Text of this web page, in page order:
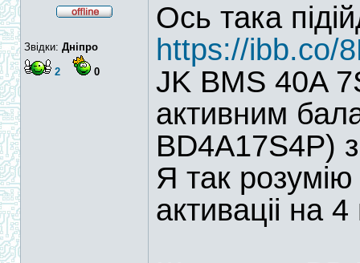
Звідки: Дніпро
2 0
Ось така
https://ibb.co/
JK BMS 40A
активним
BD4A17S4P)
Я так
активаціі на